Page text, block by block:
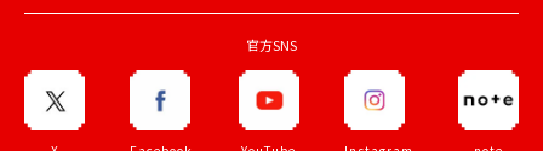
ダルゲーム「オーシャン...
2026.06.25
（金）登場！
プライズ・グッズ